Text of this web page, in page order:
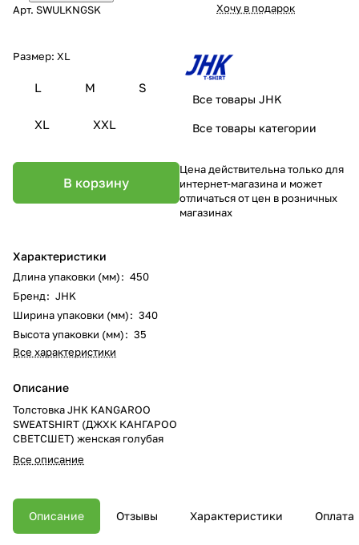
Арт. SWULKNGSK
Размер: XL
L M S
XL XXL
В корзину
Характеристики
Длина упаковки (мм): 450
Бренд: JHK
Ширина упаковки (мм): 340
Высота упаковки (мм): 35
Все характеристики
Описание
Толстовка JHK KANGAROO
SWEATSHIRT (ДЖХК КАНГАРОО
СВЕТСШЕТ) женская голубая
Все описание
Хочу в подарок
Все товары JHK
Все товары категории
Цена действительна только для
интернет-магазина и может
отличаться от цен в розничных
магазинах
Описание Отзывы Характеристики Оплата